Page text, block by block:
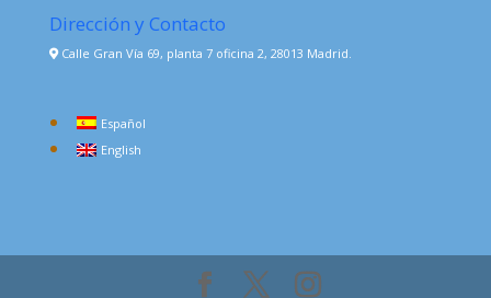
Dirección y Contacto
Calle Gran Vía 69, planta 7 oficina 2, 28013 Madrid.
Español
English